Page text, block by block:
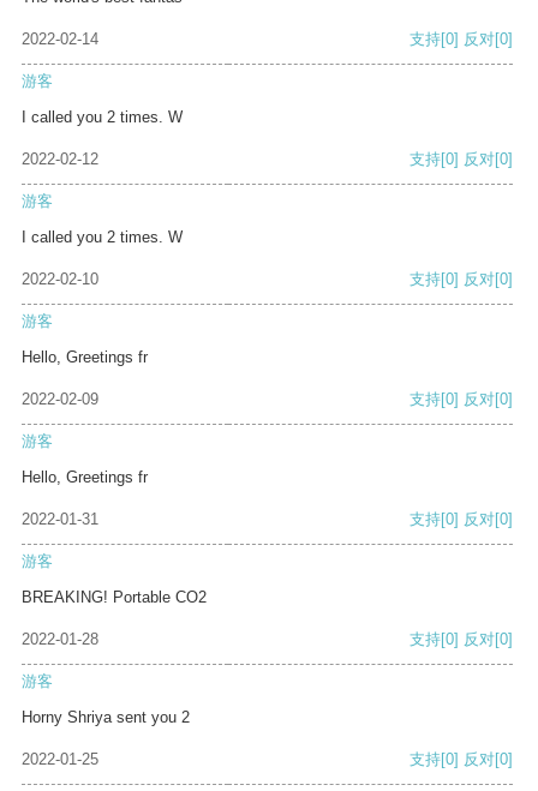
2022-02-14 支持[0] 反对[0]
游客
I called you 2 times. W
2022-02-12 支持[0] 反对[0]
游客
I called you 2 times. W
2022-02-10 支持[0] 反对[0]
游客
Hello, Greetings fr
2022-02-09 支持[0] 反对[0]
游客
Hello, Greetings fr
2022-01-31 支持[0] 反对[0]
游客
BREAKING! Portable CO2
2022-01-28 支持[0] 反对[0]
游客
Horny Shriya sent you 2
2022-01-25 支持[0] 反对[0]